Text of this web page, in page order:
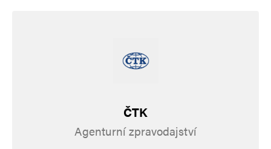
ČTK
Agenturní zpravodajství